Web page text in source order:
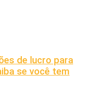
de lucro para
se você tem